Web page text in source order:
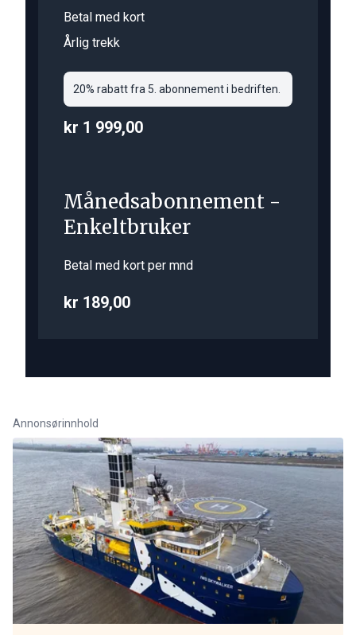
Betal med kort
Årlig trekk
20% rabatt fra 5. abonnement i bedriften.
kr 1 999,00
Månedsabonnement -
Enkeltbruker
Betal med kort per mnd
kr 189,00
Annonsørinnhold